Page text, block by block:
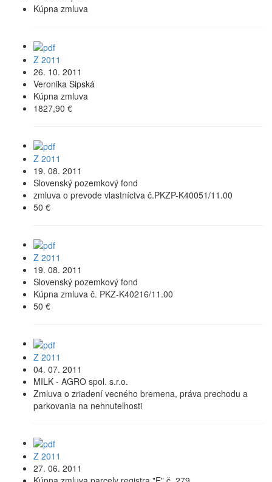
Kúpna zmluva
Z 2011
26. 10. 2011
Veronika Sipská
Kúpna zmluva
1827,90 €
Z 2011
19. 08. 2011
Slovenský pozemkový fond
zmluva o prevode vlastníctva č.PKZP-K40051/11.00
50 €
Z 2011
19. 08. 2011
Slovenský pozemkový fond
Kúpna zmluva č. PKZ-K40216/11.00
50 €
Z 2011
04. 07. 2011
MILK - AGRO spol. s.r.o.
Zmluva o zriadení vecného bremena, práva prechodu a
parkovania na nehnuteľnosti
Z 2011
27. 06. 2011